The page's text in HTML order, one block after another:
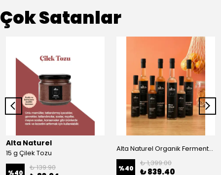
Çok Satanlar
Alta Naturel
15 g Çilek Tozu
%40
₺ 139.90
Alta Naturel Organik Fermente Büyük Sirke Paketi 500 ML (Portakal - Greyfurt-Mandalina-Elma Sirkesi)
%40
₺ 1,399.00
₺ 839.40